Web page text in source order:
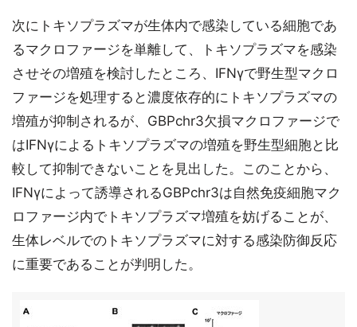
次にトキソプラズマが生体内で感染している細胞であ
るマクロファージを単離して、トキソプラズマを感染
させその増殖を検討したところ、IFNγで野生型マクロ
ファージを処理すると濃度依存的にトキソプラズマの
増殖が抑制されるが、GBPchr3欠損マクロファージで
はIFNγによるトキソプラズマの増殖を野生型細胞と比
較して抑制できないことを見出した。このことから、
IFNγによって誘導されるGBPchr3は自然免疫細胞マク
ロファージ内でトキソプラズマ増殖を妨げることが、
生体レベルでのトキソプラズマに対する感染防御反応
に重要であることが判明した。